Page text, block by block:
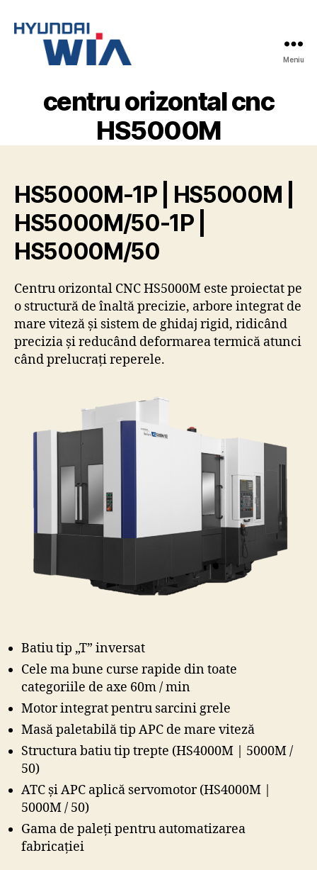
Mașini
Meniu
centru orizontal cnc
HS5000M
HS5000M-1P | HS5000M |
HS5000M/50-1P |
HS5000M/50
Centru orizontal CNC HS5000M este proiectat pe
o structură de înaltă precizie, arbore integrat de
mare viteză și sistem de ghidaj rigid, ridicând
precizia și reducând deformarea termică atunci
când prelucrați reperele.
Batiu tip „T” inversat
Cele ma bune curse rapide din toate
categoriile de axe 60m / min
Motor integrat pentru sarcini grele
Masă paletabilă tip APC de mare viteză
Structura batiu tip trepte (HS4000M | 5000M /
50)
ATC și APC aplică servomotor (HS4000M |
5000M / 50)
Gama de paleți pentru automatizarea
fabricației